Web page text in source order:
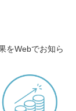
をWebでお知ら